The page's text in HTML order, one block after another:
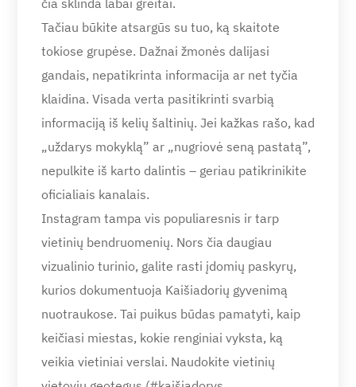
Tačiau būkite atsargūs su tuo, ką skaitote
tokiose grupėse. Dažnai žmonės dalijasi
gandais, nepatikrinta informacija ar net tyčia
klaidina. Visada verta pasitikrinti svarbią
informaciją iš kelių šaltinių. Jei kažkas rašo, kad
„uždarys mokyklą” ar „nugriovė seną pastatą”,
nepulkite iš karto dalintis – geriau patikrinikite
oficialiais kanalais.
Instagram tampa vis populiaresnis ir tarp
vietinių bendruomenių. Nors čia daugiau
vizualinio turinio, galite rasti įdomių paskyrų,
kurios dokumentuoja Kaišiadorių gyvenimą
nuotraukose. Tai puikus būdas pamatyti, kaip
keičiasi miestas, kokie renginiai vyksta, ką
veikia vietiniai verslai. Naudokite vietinių